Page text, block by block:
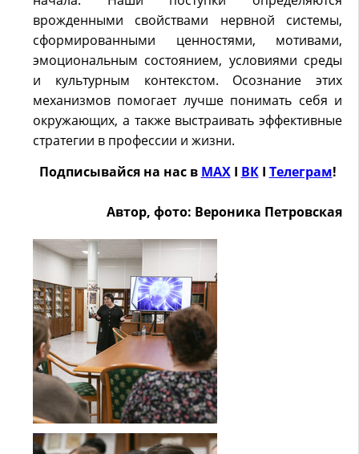
врожденными свойствами нервной системы,
сформированными ценностями, мотивами,
эмоциональным состоянием, условиями среды
и культурным контекстом. Осознание этих
механизмов помогает лучше понимать себя и
окружающих, а также выстраивать эффективные
стратегии в профессии и жизни.
Подписывайся на нас в MAXӀ ВКӀ Телеграм!
Автор, фото: Вероника Петровская